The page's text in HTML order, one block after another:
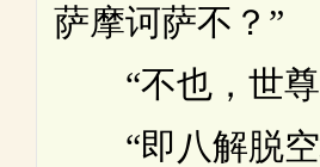
萨摩诃萨不？”
“不也，世尊
“即八解脱空